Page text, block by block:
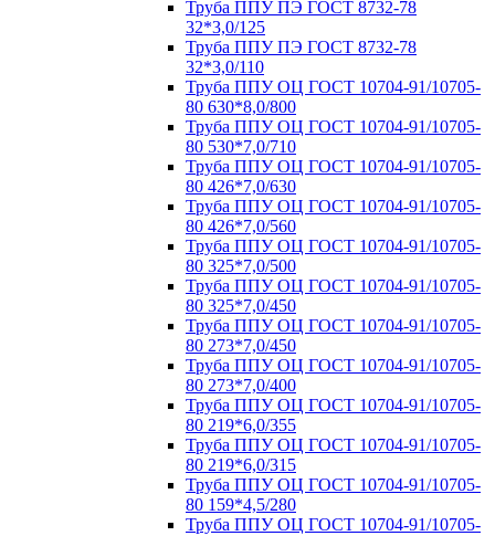
Труба ППУ ПЭ ГОСТ 8732-78
32*3,0/125
Труба ППУ ПЭ ГОСТ 8732-78
32*3,0/110
Труба ППУ ОЦ ГОСТ 10704-91/10705-
80 630*8,0/800
Труба ППУ ОЦ ГОСТ 10704-91/10705-
80 530*7,0/710
Труба ППУ ОЦ ГОСТ 10704-91/10705-
80 426*7,0/630
Труба ППУ ОЦ ГОСТ 10704-91/10705-
80 426*7,0/560
Труба ППУ ОЦ ГОСТ 10704-91/10705-
80 325*7,0/500
Труба ППУ ОЦ ГОСТ 10704-91/10705-
80 325*7,0/450
Труба ППУ ОЦ ГОСТ 10704-91/10705-
80 273*7,0/450
Труба ППУ ОЦ ГОСТ 10704-91/10705-
80 273*7,0/400
Труба ППУ ОЦ ГОСТ 10704-91/10705-
80 219*6,0/355
Труба ППУ ОЦ ГОСТ 10704-91/10705-
80 219*6,0/315
Труба ППУ ОЦ ГОСТ 10704-91/10705-
80 159*4,5/280
Труба ППУ ОЦ ГОСТ 10704-91/10705-